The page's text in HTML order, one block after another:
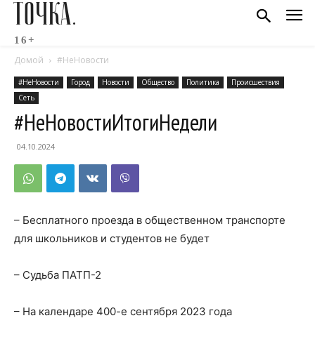
ТОЧКА.
16+
Домой #НеНовости
#НеНовости Город Новости Общество Политика
Происшествия
Сеть
#НеНовостиИтогиНедели
04.10.2024
– Бесплатного проезда в общественном транспорте
для школьников и студентов не будет
– Судьба ПАТП-2
– На календаре 400-е сентября 2023 года